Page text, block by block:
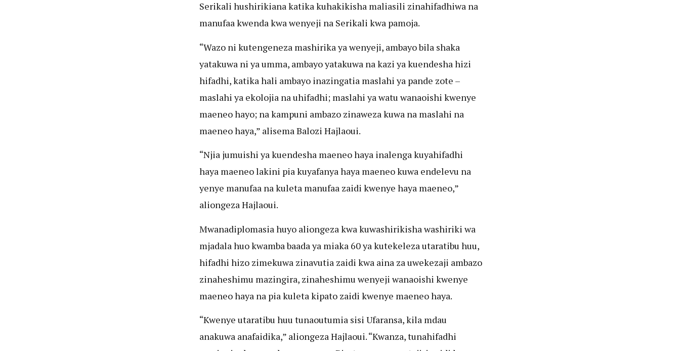
Serikali hushirikiana katika kuhakikisha maliasili zinahifadhiwa na
manufaa kwenda kwa wenyeji na Serikali kwa pamoja.
“Wazo ni kutengeneza mashirika ya wenyeji, ambayo bila shaka
yatakuwa ni ya umma, ambayo yatakuwa na kazi ya kuendesha hizi
hifadhi, katika hali ambayo inazingatia maslahi ya pande zote –
maslahi ya ekolojia na uhifadhi; maslahi ya watu wanaoishi kwenye
maeneo hayo; na kampuni ambazo zinaweza kuwa na maslahi na
maeneo haya,” alisema Balozi Hajlaoui.
“Njia jumuishi ya kuendesha maeneo haya inalenga kuyahifadhi
haya maeneo lakini pia kuyafanya haya maeneo kuwa endelevu na
yenye manufaa na kuleta manufaa zaidi kwenye haya maeneo,”
aliongeza Hajlaoui.
Mwanadiplomasia huyo aliongeza kwa kuwashirikisha washiriki wa
mjadala huo kwamba baada ya miaka 60 ya kutekeleza utaratibu huu,
hifadhi hizo zimekuwa zinavutia zaidi kwa aina za uwekezaji ambazo
zinaheshimu mazingira, zinaheshimu wenyeji wanaoishi kwenye
maeneo haya na pia kuleta kipato zaidi kwenye maeneo haya.
“Kwenye utaratibu huu tunaoutumia sisi Ufaransa, kila mdau
anakuwa anafaidika,” aliongeza Hajlaoui. “Kwanza, tunahifadhi